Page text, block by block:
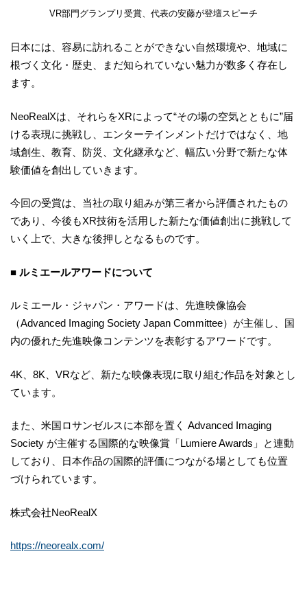
VR部門グランプリ受賞、代表の安藤が登壇スピーチ
日本には、容易に訪れることができない自然環境や、地域に
根づく文化・歴史、まだ知られていない魅力が数多く存在し
ます。
NeoRealXは、それらをXRによって“その場の空気とともに”届
ける表現に挑戦し、エンターテインメントだけではなく、地
域創生、教育、防災、文化継承など、幅広い分野で新たな体
験価値を創出していきます。
今回の受賞は、当社の取り組みが第三者から評価されたもの
であり、今後もXR技術を活用した新たな価値創出に挑戦して
いく上で、大きな後押しとなるものです。
■ ルミエールアワードについて
ルミエール・ジャパン・アワードは、先進映像協会
（Advanced Imaging Society Japan Committee）が主催し、国
内の優れた先進映像コンテンツを表彰するアワードです。
4K、8K、VRなど、新たな映像表現に取り組む作品を対象とし
ています。
また、米国ロサンゼルスに本部を置く Advanced Imaging
Society が主催する国際的な映像賞「Lumiere Awards」と連動
しており、日本作品の国際的評価につながる場としても位置
づけられています。
株式会社NeoRealX
https://neorealx.com/